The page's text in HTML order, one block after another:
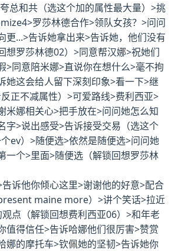
总和共（选这个加的属性最大量）>挑
>罗莎林德合作>领队女孩？>问问
更...>告诉她拿出来>告诉她，他们没有
想罗莎林德02）>同意帮汉娜>祝她们
>同意陪米娜>直说你在想什么>毫不拘
她这会给人留下深刻印象>看一下>继
正不减属性）>可爱路线>费利西亚>
米娜相关心>把手放在>问问她怎么知
字>说出感受>告诉接受交易（选这个
ev）>随便选>依然是随便选>问问她
一个>里面>随便选（解锁回想罗莎林
诉他你倾心这里>谢谢他的好意>配合
maine more）>讲个笑话>拉近
点（解锁回想费利西亚06）>和年老
值得信任>告诉哈娜他们很厉害>赞赏
娜的摩托车>钦佩她的坚韧>告诉她你